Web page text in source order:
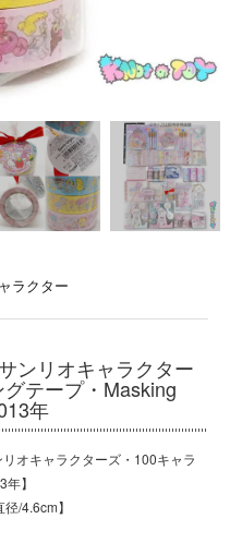
ラクター
ンリオキャラクター
テープ・Masking
年
オキャラクターズ・100キャラ
】
/4.6cm】